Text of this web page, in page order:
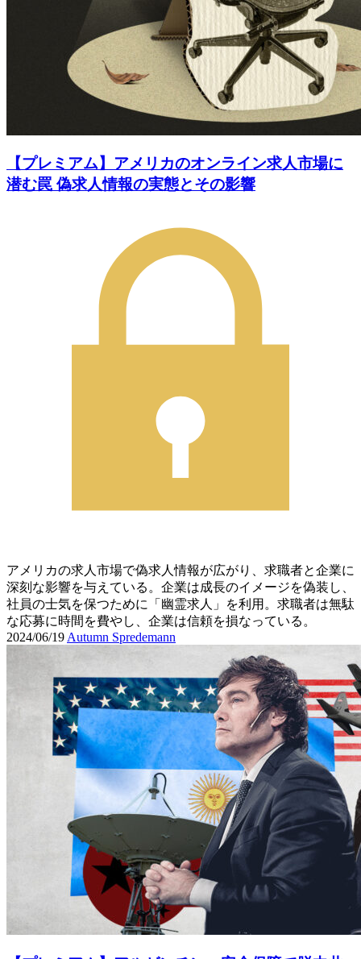
【プレミアム】アメリカのオンライン求人市場に
潜む罠 偽求人情報の実態とその影響
アメリカの求人市場で偽求人情報が広がり、求職者と企業に
深刻な影響を与えている。企業は成長のイメージを偽装し、
社員の士気を保つために「幽霊求人」を利用。求職者は無駄
な応募に時間を費やし、企業は信頼を損なっている。
2024/06/19 Autumn Spredemann